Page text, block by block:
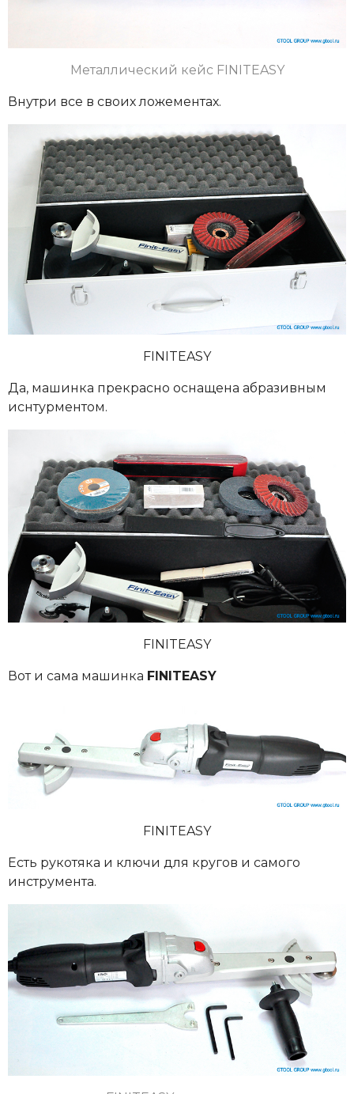
Металлический кейс FINITEASY
Внутри все в своих ложементах.
FINITEASY
Да, машинка прекрасно оснащена абразивным
иснтурментом.
FINITEASY
Вот и сама машинка FINITEASY
FINITEASY
Есть рукотяка и ключи для кругов и самого
инструмента.